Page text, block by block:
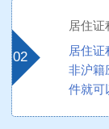
02
居住证
居住
非沪籍
件就可